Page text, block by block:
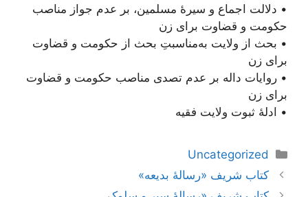
• دلالت اجماع و سیرۀ مسلمین، بر عدم جواز مناصب
حکومت و قضاوت برای زن
• بحث از ولایت به‌مناسبتِ بحث از حکومت و قضاوت
برای زن
• روایات داله بر عدم تصدی مناصب حکومت و قضاوت
برای زن
• ادلۀ ثبوت ولایت فقیه
دسته‌ها
Uncategorized
ناوبری
نوشته‌ها
کتاب شریف «رسالۀ بدیعه»